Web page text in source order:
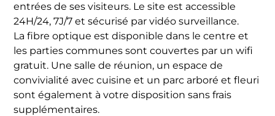
entrées de ses visiteurs. Le site est accessible
24H/24, 7J/7 et sécurisé par vidéo surveillance.
La fibre optique est disponible dans le centre et
les parties communes sont couvertes par un wifi
gratuit. Une salle de réunion, un espace de
convivialité avec cuisine et un parc arboré et fleuri
sont également à votre disposition sans frais
supplémentaires.